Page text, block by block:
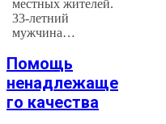
местных жителей.
33-летний
мужчина…
Помощь
ненадлежаще
го качества